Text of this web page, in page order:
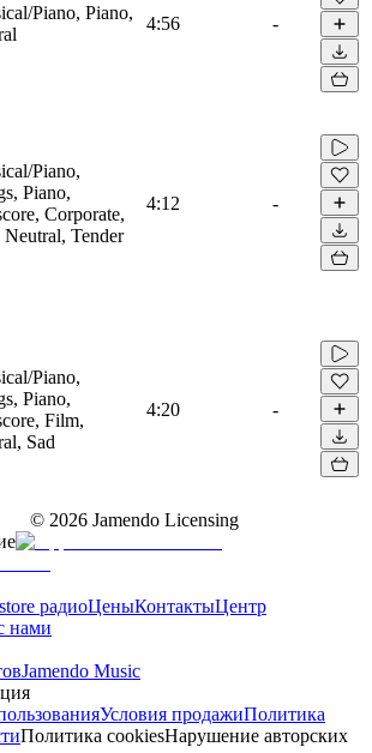
Piano, Piano,
4:56 -
Piano,
Piano,
Corporate,
Tender
4:12 -
Piano,
Piano,
Film,
Sad
4:20 -
© 2026 Jamendo Licensing
радиоЦеныКонтактыЦентр
нами
Jamendo Music
Условия продажиПолитика
Политика cookiesНарушение авторских